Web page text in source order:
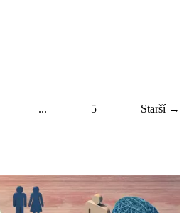
... 5 Starší →